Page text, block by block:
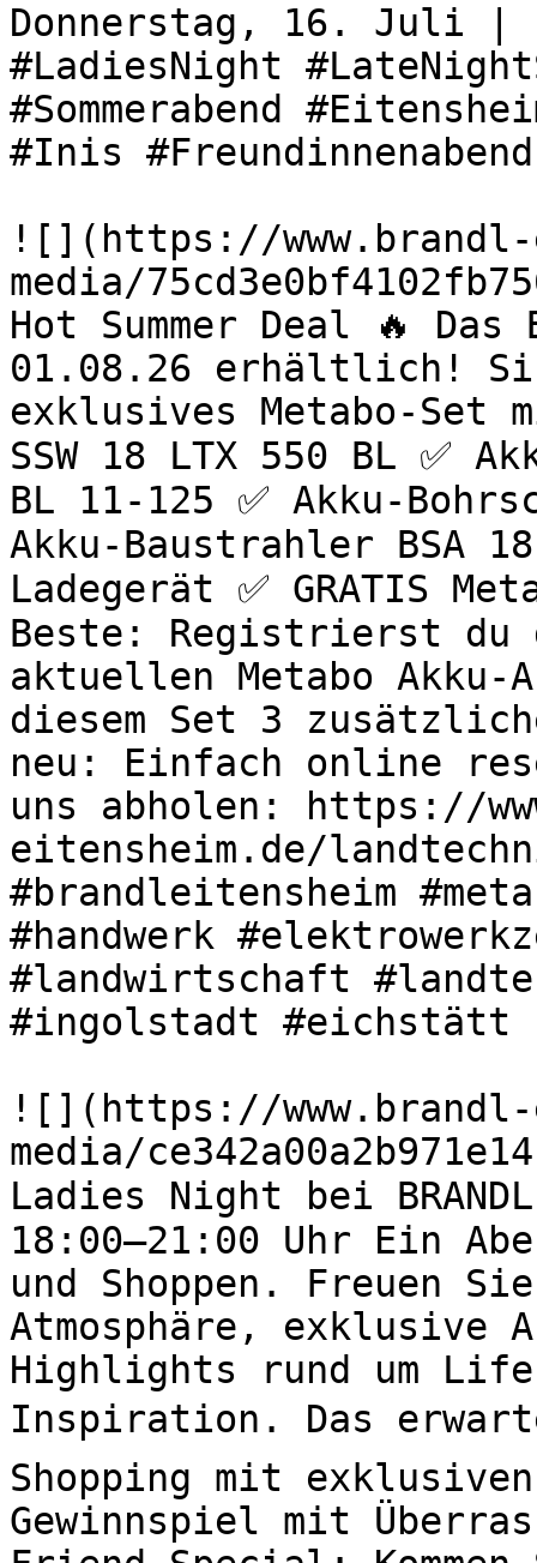
Donnerstag, 16. Juli |
#LadiesNight
#Sommerabend
#Inis
![](https://
media/
Hot Summer Deal 🔥 Das
01.08.26 erhältlich!
exklusives Metabo-Set
SSW 18 LTX 550 BL ✅
BL 11-125 ✅ Akku-
Akku-Baustrahler BSA
Ladegerät ✅ GRATIS
Beste: Registrierst du
aktuellen Metabo
diesem Set 3
neu: Einfach online
uns abholen: https://
eitensheim.de/
#brandleitensheim
#handwerk
#landwirtschaft
#ingolstadt #eichstätt
![](https://
media/
Ladies Night bei
18:00–21:00 Uhr Ein
und Shoppen. Freuen
Atmosphäre, exklusive
Highlights rund um
Inspiration. Das
Shopping mit
Gewinnspiel mit